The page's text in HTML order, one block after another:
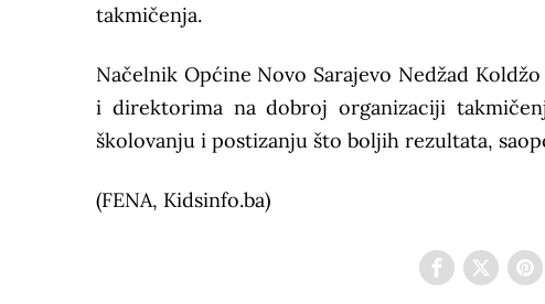
takmičenja.
Načelnik Općine Novo Sarajevo Nedžad
i direktorima na dobroj organizaciji
školovanju i postizanju što boljih rezultata,
(FENA, Kidsinfo.ba)